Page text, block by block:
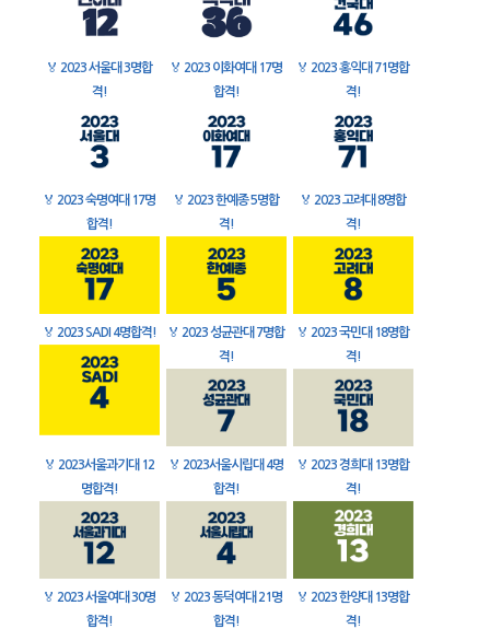
🏅 2023 서울대 3명합
격!
🏅 2023 이화여대 17명
합격!
🏅 2023 홍익대 71명합
격!
🏅 2023 숙명여대 17명
합격!
🏅 2023 한예종 5명합
격!
🏅 2023 고려대 8명합
격!
🏅 2023 SADI 4명합격! 🏅 2023 성균관대 7명합
격!
🏅 2023 국민대 18명합
격!
🏅 2023서울과기대 12
명합격!
🏅 2023서울시립대 4명
합격!
🏅 2023 경희대 13명합
격!
🏅 2023 서울여대 30명
합격!
🏅 2023 동덕여대 21명
합격!
🏅 2023 한양대 13명합
격!